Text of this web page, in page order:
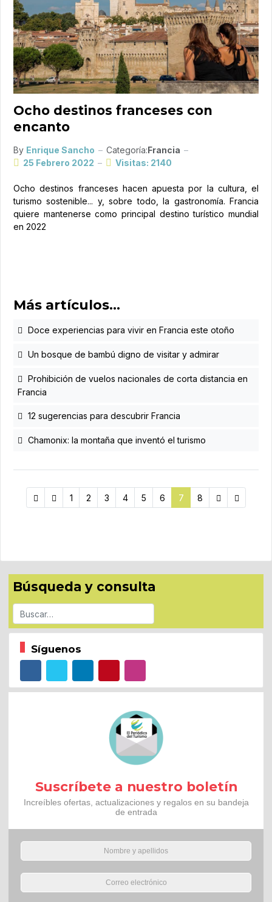
Ocho destinos franceses con
encanto
By Enrique Sancho Categoría: Francia
25 Febrero 2022
Visitas: 2140
Ocho destinos franceses hacen apuesta por la cultura, el
turismo sostenible... y, sobre todo, la gastronomía. Francia
quiere mantenerse como principal destino turístico mundial
en 2022
Más artículos…
Doce experiencias para vivir en Francia este otoño
Un bosque de bambú digno de visitar y admirar
Prohibición de vuelos nacionales de corta distancia en
Francia
12 sugerencias para descubrir Francia
Chamonix: la montaña que inventó el turismo
1 2 3 4 5 6 7 8
Búsqueda y consulta
Buscar
Síguenos
Suscríbete a nuestro boletín
Increíbles ofertas, actualizaciones y regalos en su bandeja
de entrada